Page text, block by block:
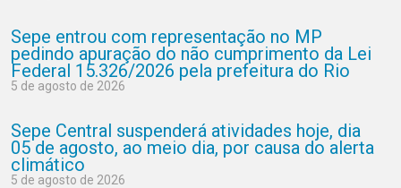
Sepe entrou com representação no MP
pedindo apuração do não cumprimento da Lei
Federal 15.326/2026 pela prefeitura do Rio
5 de agosto de 2026
Sepe Central suspenderá atividades hoje, dia
05 de agosto, ao meio dia, por causa do alerta
climático
5 de agosto de 2026